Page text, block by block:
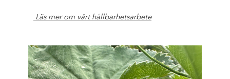
Läs mer om vårt hållbarhetsarbete